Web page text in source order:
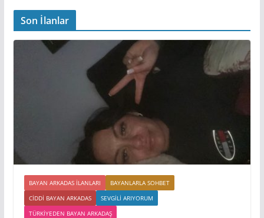
Son İlanlar
BAYAN ARKADAS ILANLARI
BAYANLARLA SOHBET
CIDDI BAYAN ARKADAS
SEVGILI ARIYORUM
TÜRKIYEDEN BAYAN ARKADAŞ